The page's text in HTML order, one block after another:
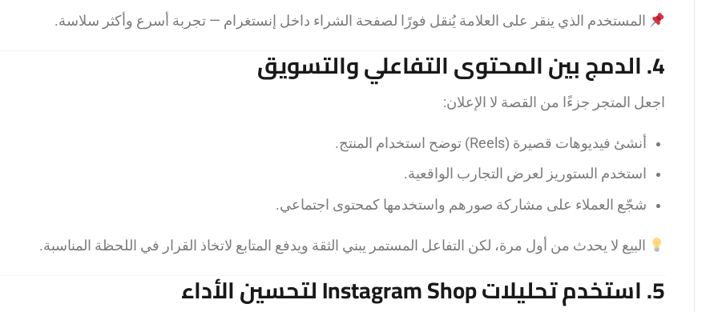
المستخدم الذي ينقر على العلامة يُنقل فورًا لصفحة الشراء داخل إنستغرام — تجربة أسرع وأكثر سلاسة.
4. الدمج بين المحتوى التفاعلي والتسويق
اجعل المتجر جزءًا من القصة لا الإعلان:
أنشئ فيديوهات قصيرة (Reels) توضح استخدام المنتج.
استخدم الستوريز لعرض التجارب الواقعية.
شجّع العملاء على مشاركة صورهم واستخدمها كمحتوى اجتماعي.
البيع لا يحدث من أول مرة، لكن التفاعل المستمر يبني الثقة ويدفع المتابع لاتخاذ القرار في اللحظة المناسبة.
5. استخدم تحليلات Instagram Shop لتحسين الأداء